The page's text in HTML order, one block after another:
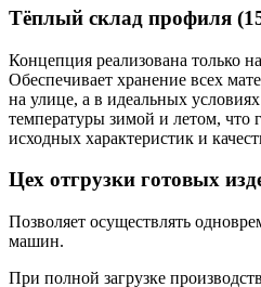
Тёплый склад профиля
Концепция реализована только
Обеспечивает хранение всех
на улице, а в идеальных
температуры зимой и летом, что
исходных характеристик и
Цех отгрузки готовых
Позволяет осуществлять
машин.
При полной загрузке